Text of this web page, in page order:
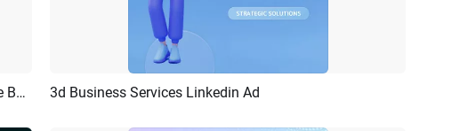
Anúncio Promocional De Linha Mínima De Salão De Beleza De Moda Linkedin Pré-visualizar Personalizar
3d Business Services Linkedin Ad